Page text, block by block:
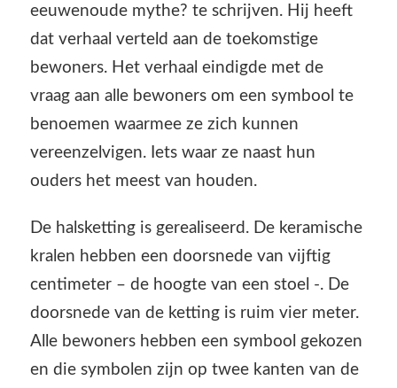
eeuwenoude mythe? te schrijven. Hij heeft
dat verhaal verteld aan de toekomstige
bewoners. Het verhaal eindigde met de
vraag aan alle bewoners om een symbool te
benoemen waarmee ze zich kunnen
vereenzelvigen. Iets waar ze naast hun
ouders het meest van houden.
De halsketting is gerealiseerd. De keramische
kralen hebben een doorsnede van vijftig
centimeter – de hoogte van een stoel -. De
doorsnede van de ketting is ruim vier meter.
Alle bewoners hebben een symbool gekozen
en die symbolen zijn op twee kanten van de